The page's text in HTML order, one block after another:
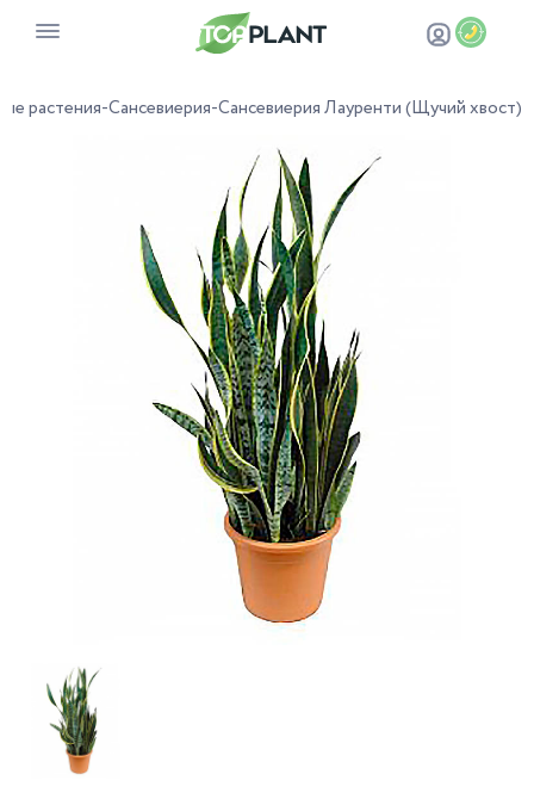
растения-Сансевиерия-Сансевиерия Лауренти (Щучий хвост)